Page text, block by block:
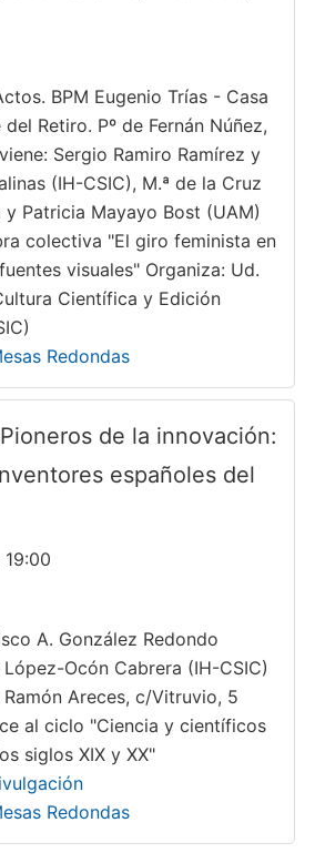
BPM Eugenio Trías - Casa
Retiro. Pº de Fernán Núñez,
Sergio Ramiro Ramírez y
(IH-CSIC), M.ª de la Cruz
y Patricia Mayayo Bost (UAM)
colectiva "El giro feminista en
visuales" Organiza: Ud.
Científica y Edición
Redondas
de la innovación:
españoles del
A. González Redondo
Ocón Cabrera (IH-CSIC)
Areces, c/Vitruvio, 5
al ciclo "Ciencia y científicos
siglos XIX y XX"
Redondas